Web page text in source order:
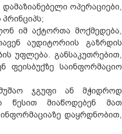
ოპერაციები,
იმ აქტორთა მოქმედება,
აუდიტორიის გაზრდის
უფლება. განსაკუთრებით,
ფეისბუქზე საინფორმაციო
ჯგუფი ან მჭიდროდ
წესით მიაწოდებენ მათ
ინფორმაციაზე დაყრდნობით,